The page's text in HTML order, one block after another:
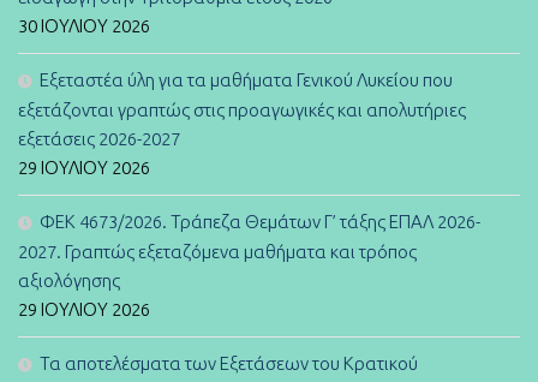
30 ΙΟΥΛΊΟΥ 2026
Εξεταστέα ύλη για τα μαθήματα Γενικού Λυκείου που
εξετάζονται γραπτώς στις προαγωγικές και απολυτήριες
εξετάσεις 2026-2027
29 ΙΟΥΛΊΟΥ 2026
ΦΕΚ 4673/2026. Τράπεζα Θεμάτων Γ’ τάξης ΕΠΑΛ 2026-
2027. Γραπτώς εξεταζόμενα μαθήματα και τρόπος
αξιολόγησης
29 ΙΟΥΛΊΟΥ 2026
Τα αποτελέσματα των Εξετάσεων του Κρατικού